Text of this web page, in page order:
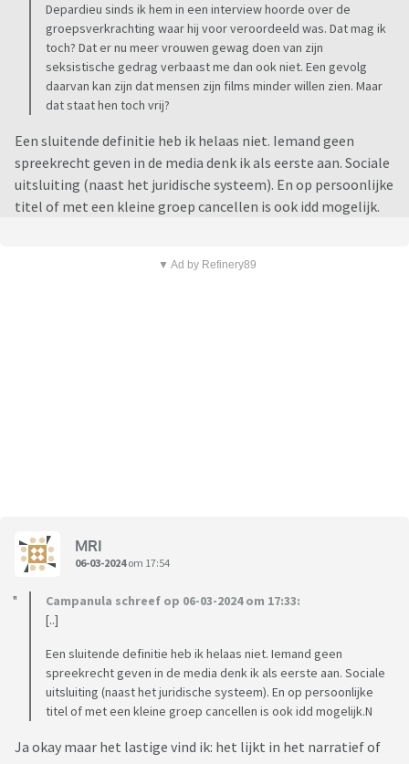
Depardieu sinds ik hem in een interview hoorde over de
groepsverkrachting waar hij voor veroordeeld was. Dat mag ik
toch? Dat er nu meer vrouwen gewag doen van zijn
seksistische gedrag verbaast me dan ook niet. Een gevolg
daarvan kan zijn dat mensen zijn films minder willen zien. Maar
dat staat hen toch vrij?
Een sluitende definitie heb ik helaas niet. Iemand geen
spreekrecht geven in de media denk ik als eerste aan. Sociale
uitsluiting (naast het juridische systeem). En op persoonlijke
titel of met een kleine groep cancellen is ook idd mogelijk.
▼ Ad by Refinery89
MRI
06-03-2024om 17:54
Campanula schreef op 06-03-2024 om 17:33:
[..]
Een sluitende definitie heb ik helaas niet. Iemand geen
spreekrecht geven in de media denk ik als eerste aan. Sociale
uitsluiting (naast het juridische systeem). En op persoonlijke
titel of met een kleine groep cancellen is ook idd mogelijk.N
Ja okay maar het lastige vind ik: het lijkt in het narratief of